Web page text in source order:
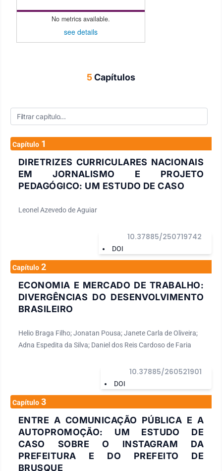
No metrics available.
see details
5Capítulos
Capítulo 1
DIRETRIZES CURRICULARES NACIONAIS
EM JORNALISMO E PROJETO
PEDAGÓGICO: UM ESTUDO DE CASO
Leonel Azevedo de Aguiar
DOI
10.37885/250719742
Capítulo 2
ECONOMIA E MERCADO DE TRABALHO:
DIVERGÊNCIAS DO DESENVOLVIMENTO
BRASILEIRO
Helio Braga Filho; Jonatan Pousa; Janete Carla de Oliveira;
Adna Espedita da Silva; Daniel dos Reis Cardoso de Faria
DOI
10.37885/260521901
Capítulo 3
ENTRE A COMUNICAÇÃO PÚBLICA E A
AUTOPROMOÇÃO: UM ESTUDO DE
CASO SOBRE O INSTAGRAM DA
PREFEITURA E DO PREFEITO DE
BRUSQUE